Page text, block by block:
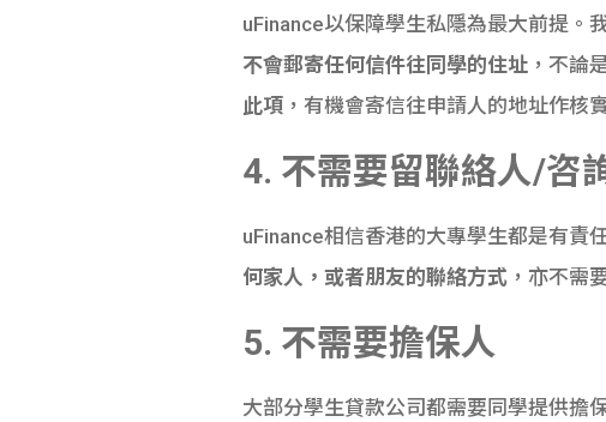
uFinance以保障學生私隱為最大前提。
不會郵寄任何信件往同學的住址，不論
此項，有機會寄信往申請人的地址作核
4. 不需要留聯絡人/咨
uFinance相信香港的大專學生都是有責
何家人，或者朋友的聯絡方式，亦不需
5. 不需要擔保人
大部分學生貸款公司都需要同學提供擔